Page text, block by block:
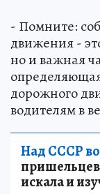
- Помните:
движения -
но и важная
дорожного
водителям в
Над СССР
искала и